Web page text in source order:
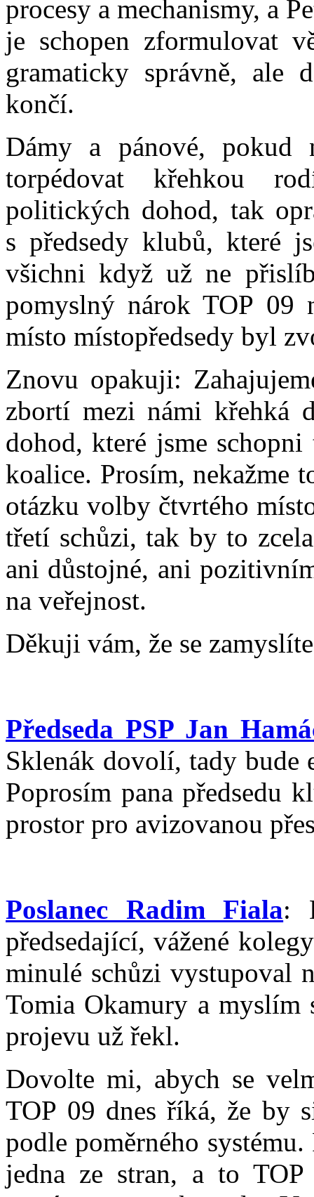
procesy a mechanismy, a
je schopen zformulovat
gramaticky správně, ale
končí.
Dámy a pánové, pokud
torpédovat křehkou
politických dohod, tak
s předsedy klubů, které
všichni když už ne
pomyslný nárok TOP 09
místo místopředsedy byl
Znovu opakuji:
zbortí mezi námi křehká
dohod, které jsme
koalice. Prosím, nekažme
otázku volby čtvrtého
třetí schůzi, tak by to
ani důstojné, ani
na veřejnost.
Děkuji vám, že se
Předseda PSP Jan
Sklenák dovolí, tady bude
Poprosím pana předsedu
prostor pro avizovanou
Poslanec Radim Fiala:
předsedající, vážené
minulé schůzi vystupoval
Tomia Okamury a
projevu už řekl.
Dovolte mi, abych se
TOP 09 dnes říká, že by
podle poměrného
jedna ze stran, a to